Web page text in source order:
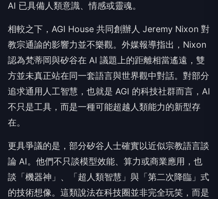
AI 已具備人類意識、情感或靈魂。
相較之下，AGI House 共同創辦人 Jeremy Nixon 對
教宗通諭的影響力並不樂觀。外媒報導指出，Nixon
認為梵蒂岡與矽谷在 AI 議題上的距離相當遙遠，雙
方並未真正站在同一套語言與世界觀中對話。對部分
追求通用人工智慧，也就是 AGI 的科技社群而言，AI
不只是工具，而是一種可能超越人類能力的新型存
在。
更具爭議的是，部分矽谷人士確實以近似宗教語言談
論 AI。他們不只談模型效能、算力或商業應用，也
談「機器神」、「超人類智慧」與「第二次降臨」式
的技術想像。這類說法在科技圈並非完全玩笑，而是